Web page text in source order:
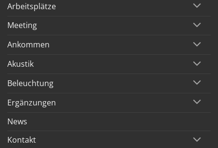
Arbeitsplätze
Meeting
Ankommen
Akustik
Beleuchtung
Ergänzungen
News
Kontakt